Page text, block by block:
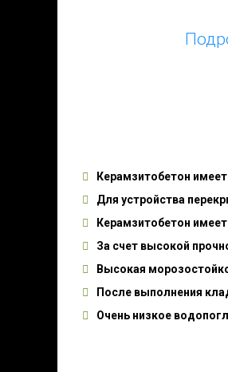
Керамзитобетон
Для устройства
Керамзитобетон
За счет высокой
Высокая
После выполнения
Очень низкое